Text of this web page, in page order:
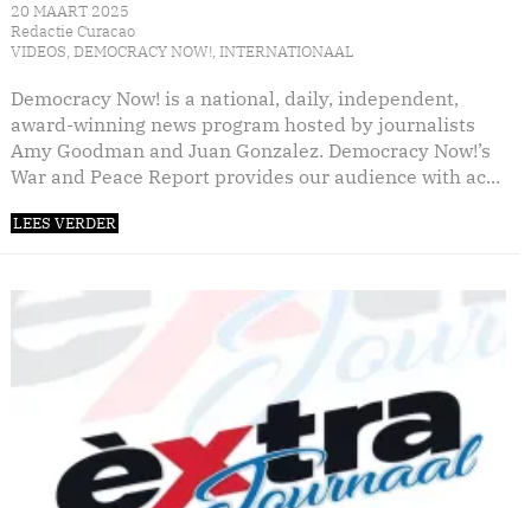
20 MAART 2025
Redactie Curacao
VIDEOS, DEMOCRACY NOW!, INTERNATIONAAL
Democracy Now! is a national, daily, independent,
award-winning news program hosted by journalists
Amy Goodman and Juan Gonzalez. Democracy Now!’s
War and Peace Report provides our audience with ac...
LEES VERDER